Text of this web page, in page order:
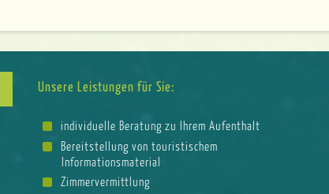
Unsere Leistungen für Sie:
individuelle Beratung zu Ihrem Aufenthalt
Bereitstellung von touristischem
Informationsmaterial
Zimmervermittlung